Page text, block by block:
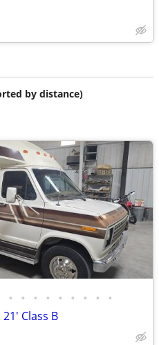
by distance)
• • • • • • • • •
Class B